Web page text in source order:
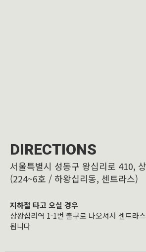
DIRECTIONS
서울특별시 성동구 왕십리로 410,
(224~6호 / 하왕십리동, 센트라스)
지하철 타고 오실 경우
상왕십리역 1-1번 출구로 나오셔서 센트라
됩니다